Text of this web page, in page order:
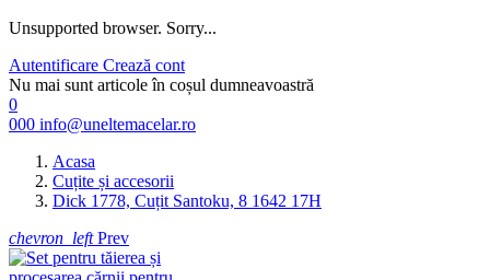
Unsupported browser. Sorry...
Autentificare Crează cont
Nu mai sunt articole în coșul dumneavoastră
0
000 info@uneltemacelar.ro
Acasa
Cuțite și accesorii
Dick 1778, Cuțit Santoku, 8 1642 17H
chevron_leftPrev